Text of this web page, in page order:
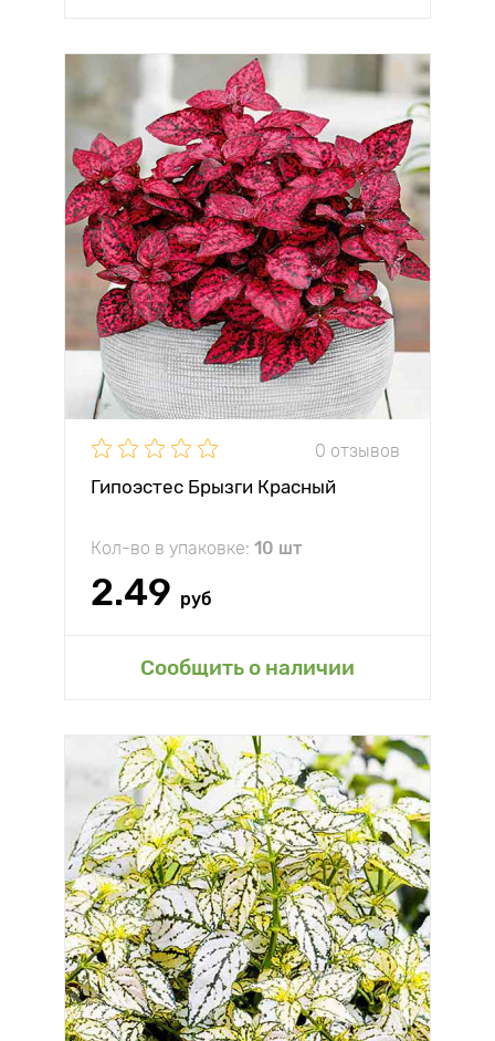
0 отзывов
Гипоэстес Брызги Красный
Кол-во в упаковке: 10 шт
2.49 руб
Сообщить о наличии